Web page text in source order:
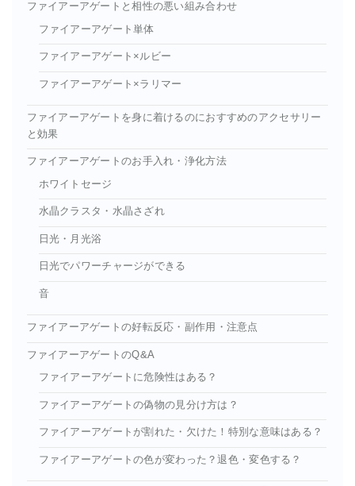
ファイアーアゲートと相性の悪い組み合わせ
ファイアーアゲート単体
ファイアーアゲート×ルビー
ファイアーアゲート×ラリマー
ファイアーアゲートを身に着けるのにおすすめのアクセサリー
と効果
ファイアーアゲートのお手入れ・浄化方法
ホワイトセージ
水晶クラスタ・水晶さざれ
日光・月光浴
日光でパワーチャージができる
音
ファイアーアゲートの好転反応・副作用・注意点
ファイアーアゲートのQ&A
ファイアーアゲートに危険性はある？
ファイアーアゲートの偽物の見分け方は？
ファイアーアゲートが割れた・欠けた！特別な意味はある？
ファイアーアゲートの色が変わった？退色・変色する？